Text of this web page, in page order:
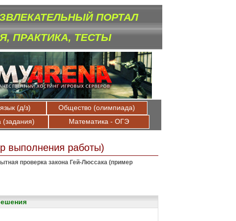
ПОРТАЛ
ПРАКТИКА, ТЕСТЫ
(д/з)
Общество (олимпиада)
(задания) Математика - ОГЭ
выполнения работы)
проверка закона Гей-Люссака (пример